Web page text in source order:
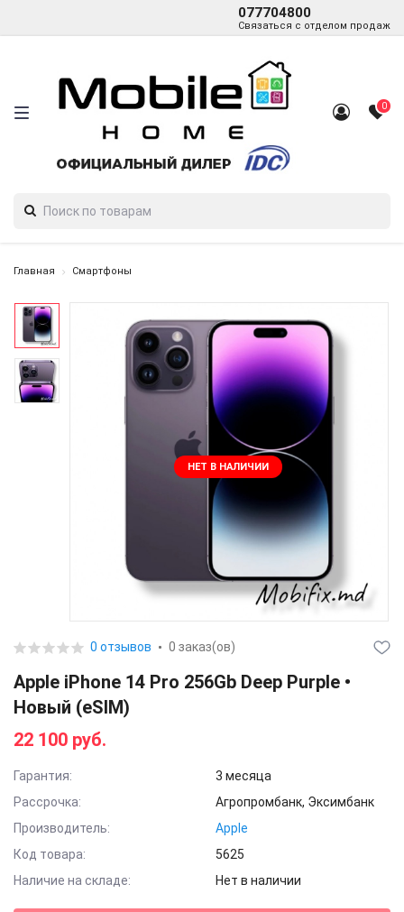
077704800
Связаться с отделом продаж
0
Главная Смартфоны
НЕТ В НАЛИЧИИ
0 отзывов 0 заказ(ов)
Apple iPhone 14 Pro 256Gb Deep Purple •
Новый (eSIM)
22 100 руб.
Гарантия:
3 месяца
Рассрочка:
Агропромбанк, Эксимбанк
Производитель:
Apple
Код товара:
5625
Наличие на складе:
Нет в наличии